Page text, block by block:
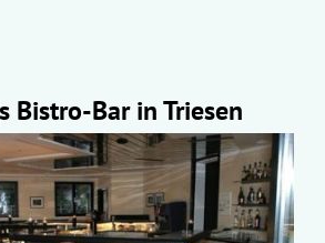
Bistro-Bar in Triesen